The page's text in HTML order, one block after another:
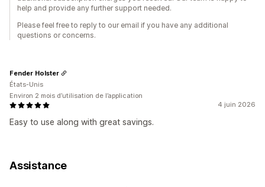
help and provide any further support needed.
Please feel free to reply to our email if you have any additional
questions or concerns.
4 juin 2026
Easy to use along with great savings.
Fender Holster
États-Unis
Environ 2 mois d’utilisation de l’application
Assistance